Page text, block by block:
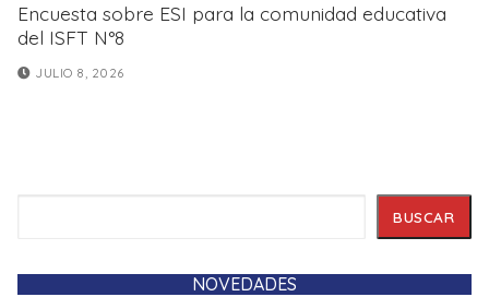
Encuesta sobre ESI para la comunidad educativa
del ISFT N°8
JULIO 8, 2026
BUSCAR
NOVEDADES